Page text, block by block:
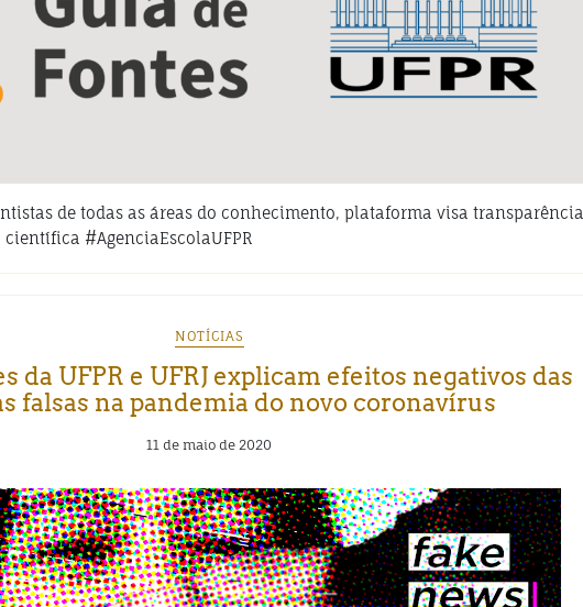
de todas as áreas do conhecimento, plataforma visa transparência
#AgenciaEscolaUFPR
NOTÍCIAS
da UFPR e UFRJ explicam efeitos negativos das
falsas na pandemia do novo coronavírus
11 de maio de 2020